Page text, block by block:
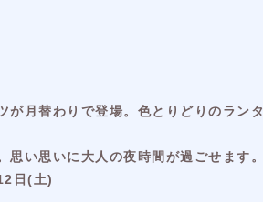
月替わりで登場。色とりどりのラン
い思いに大人の夜時間が過ごせます。
日(土)